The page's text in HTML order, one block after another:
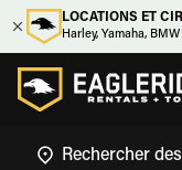
LOCATIONS ET
Harley, Yamaha,